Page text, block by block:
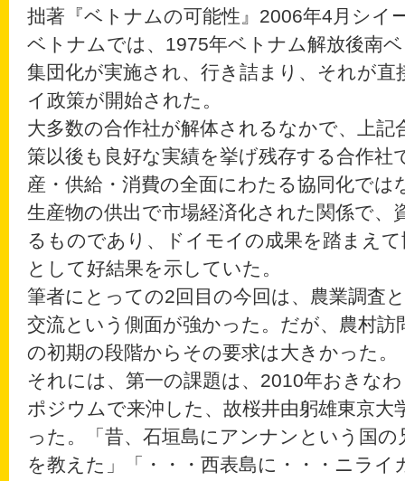
拙著『ベトナムの可能性』2006年4月シイ
ベトナムでは、1975年ベトナム解放後南
集団化が実施され、行き詰まり、それが
イ政策が開始された。
大多数の合作社が解体されるなかで、上記
策以後も良好な実績を挙げ残存する合作社
産・供給・消費の全面にわたる協同化では
生産物の供出で市場経済化された関係で、
るものであり、ドイモイの成果を踏まえ
として好結果を示していた。
筆者にとっての2回目の今回は、農業調査
交流という側面が強かった。だが、農村訪
の初期の段階からその要求は大きかった。
それには、第一の課題は、2010年おきな
ポジウムで来沖した、故桜井由躬雄東京大
った。「昔、石垣島にアンナンという国
を教えた」「・・・西表島に・・・ニライ